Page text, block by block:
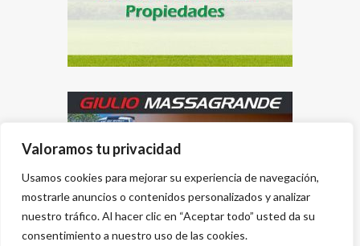
Valoramos tu privacidad
Usamos cookies para mejorar su experiencia de navegación,
mostrarle anuncios o contenidos personalizados y analizar
nuestro tráfico. Al hacer clic en “Aceptar todo” usted da su
consentimiento a nuestro uso de las cookies.